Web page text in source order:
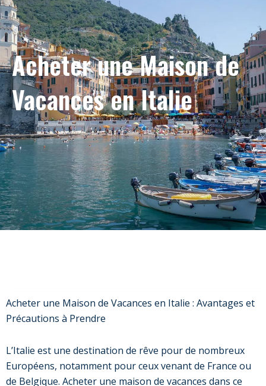
Acheter une Maison de
Vacances en Italie
Acheter une Maison de Vacances en Italie : Avantages et
Précautions à Prendre
L’Italie est une destination de rêve pour de nombreux
Européens, notamment pour ceux venant de France ou
de Belgique. Acheter une maison de vacances dans ce